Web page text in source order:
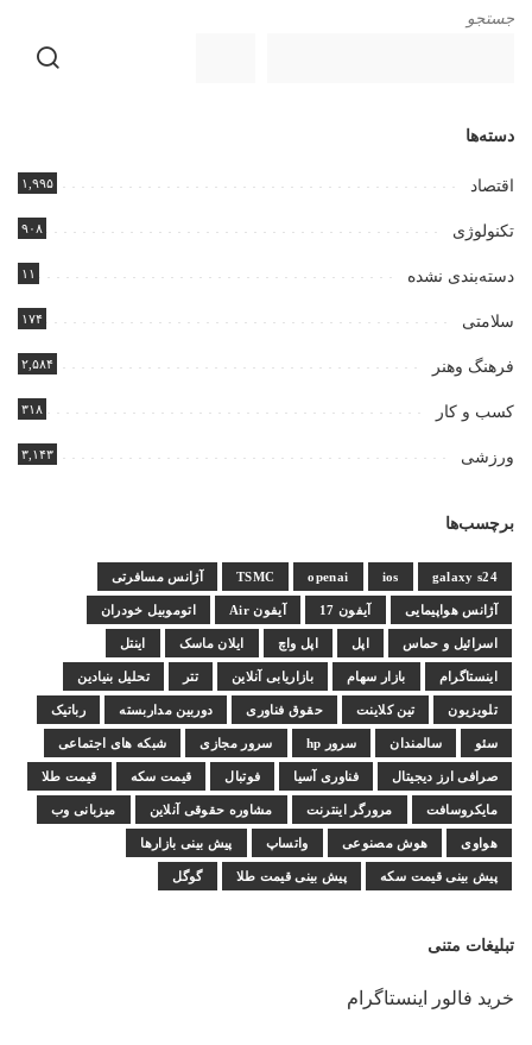
جستجو
دسته‌ها
اقتصاد ۱,۹۹۵
تکنولوژی ۹۰۸
دسته‌بندی نشده ۱۱
سلامتی ۱۷۴
فرهنگ وهنر ۲,۵۸۴
کسب و کار ۳۱۸
ورزشی ۳,۱۴۳
برچسب‌ها
galaxy s24
ios
openai
TSMC آژانس مسافرتی
آژانس هواپیمایی آیفون 17 آیفون Air اتوموبیل خودران
اسرائیل و حماس اپل اپل واچ ایلان ماسک اینتل
اینستاگرام بازار سهام بازاریابی آنلاین تتر تحلیل بنیادین
تلویزیون تین کلاینت حقوق فناوری دوربین مداربسته رباتیک
سئو سالمندان سرور hp سرور مجازی شبکه های اجتماعی
صرافی ارز دیجیتال فناوری آسیا فوتبال قیمت سکه قیمت طلا
مایکروسافت مرورگر اینترنت مشاوره حقوقی آنلاین میزبانی وب
هواوی هوش مصنوعی واتساپ پیش بینی بازارها
پیش بینی قیمت سکه پیش بینی قیمت طلا گوگل
تبلیغات متنی
خرید فالور اینستاگرام